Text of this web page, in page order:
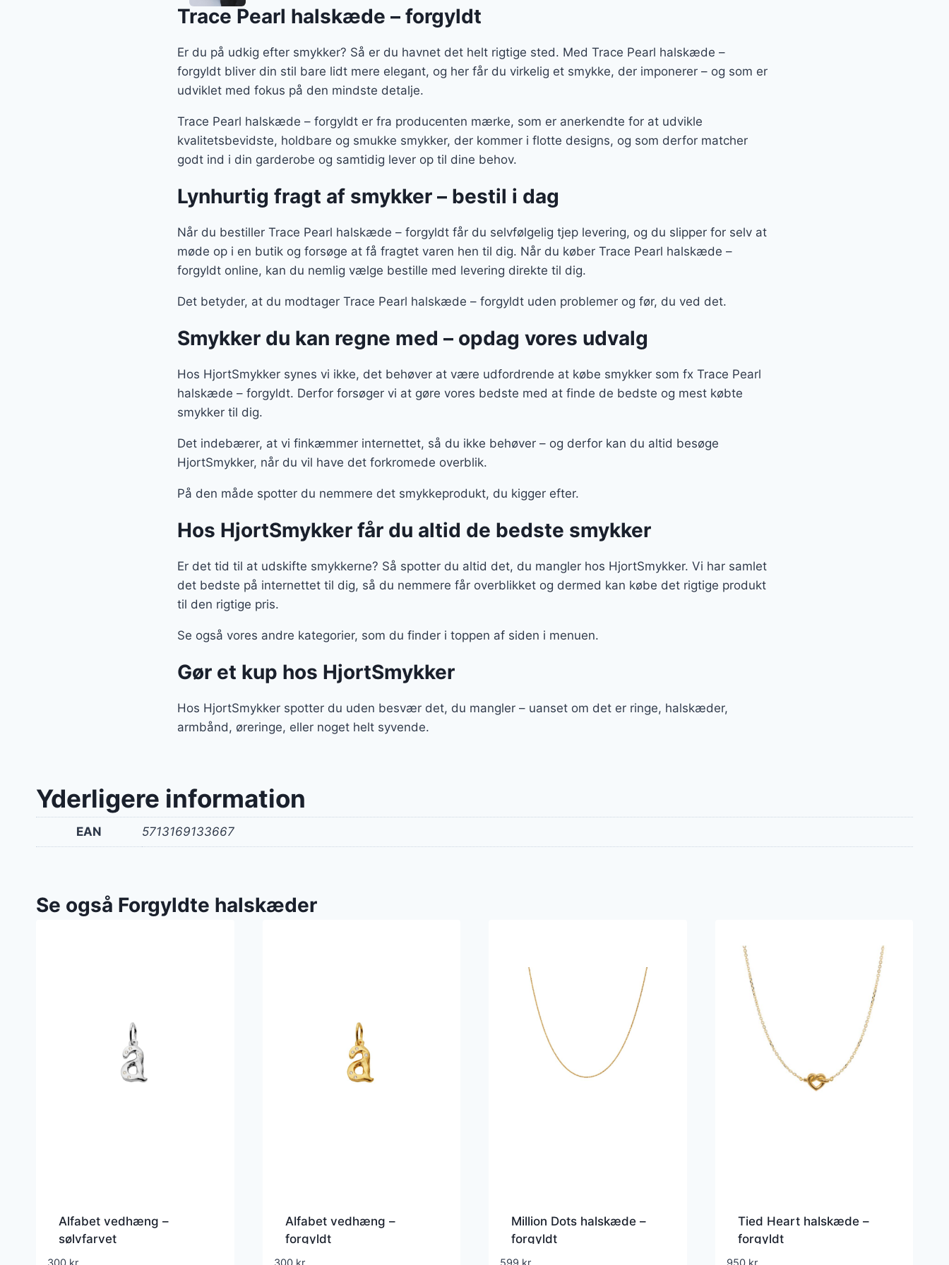
Trace Pearl halskæde – forgyldt
Er du på udkig efter smykker? Så er du havnet det helt rigtige sted. Med Trace Pearl halskæde –
forgyldt bliver din stil bare lidt mere elegant, og her får du virkelig et smykke, der imponerer – og som er
udviklet med fokus på den mindste detalje.
Trace Pearl halskæde – forgyldt er fra producenten mærke, som er anerkendte for at udvikle
kvalitetsbevidste, holdbare og smukke smykker, der kommer i flotte designs, og som derfor matcher
godt ind i din garderobe og samtidig lever op til dine behov.
Lynhurtig fragt af smykker – bestil i dag
Når du bestiller Trace Pearl halskæde – forgyldt får du selvfølgelig tjep levering, og du slipper for selv at
møde op i en butik og forsøge at få fragtet varen hen til dig. Når du køber Trace Pearl halskæde –
forgyldt online, kan du nemlig vælge bestille med levering direkte til dig.
Det betyder, at du modtager Trace Pearl halskæde – forgyldt uden problemer og før, du ved det.
Smykker du kan regne med – opdag vores udvalg
Hos HjortSmykker synes vi ikke, det behøver at være udfordrende at købe smykker som fx Trace Pearl
halskæde – forgyldt. Derfor forsøger vi at gøre vores bedste med at finde de bedste og mest købte
smykker til dig.
Det indebærer, at vi finkæmmer internettet, så du ikke behøver – og derfor kan du altid besøge
HjortSmykker, når du vil have det forkromede overblik.
På den måde spotter du nemmere det smykkeprodukt, du kigger efter.
Hos HjortSmykker får du altid de bedste smykker
Er det tid til at udskifte smykkerne? Så spotter du altid det, du mangler hos HjortSmykker. Vi har samlet
det bedste på internettet til dig, så du nemmere får overblikket og dermed kan købe det rigtige produkt
til den rigtige pris.
Se også vores andre kategorier, som du finder i toppen af siden i menuen.
Gør et kup hos HjortSmykker
Hos HjortSmykker spotter du uden besvær det, du mangler – uanset om det er ringe, halskæder,
armbånd, øreringe, eller noget helt syvende.
Yderligere information
EAN 5713169133667
Se også Forgyldte halskæder
Alfabet vedhæng –
sølvfarvet
Alfabet vedhæng –
forgyldt
Million Dots halskæde –
forgyldt
Tied Heart halskæde –
forgyldt